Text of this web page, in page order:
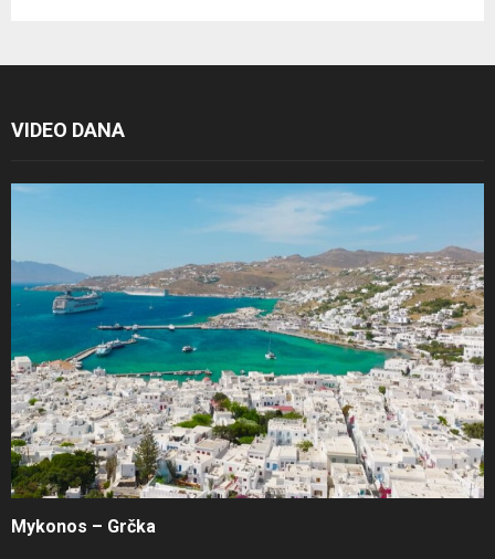
VIDEO DANA
Mykonos – Grčka